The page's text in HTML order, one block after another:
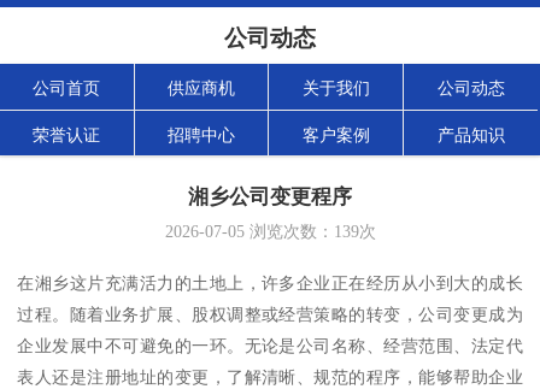
公司动态
公司首页 供应商机 关于我们 公司动态
荣誉认证 招聘中心 客户案例 产品知识
湘乡公司变更程序
2026-07-05浏览次数： 139次
在湘乡这片充满活力的土地上，许多企业正在经历从小到大的成长
过程。随着业务扩展、股权调整或经营策略的转变，公司变更成为
企业发展中不可避免的一环。无论是公司名称、经营范围、法定代
表人还是注册地址的变更，了解清晰、规范的程序，能够帮助企业